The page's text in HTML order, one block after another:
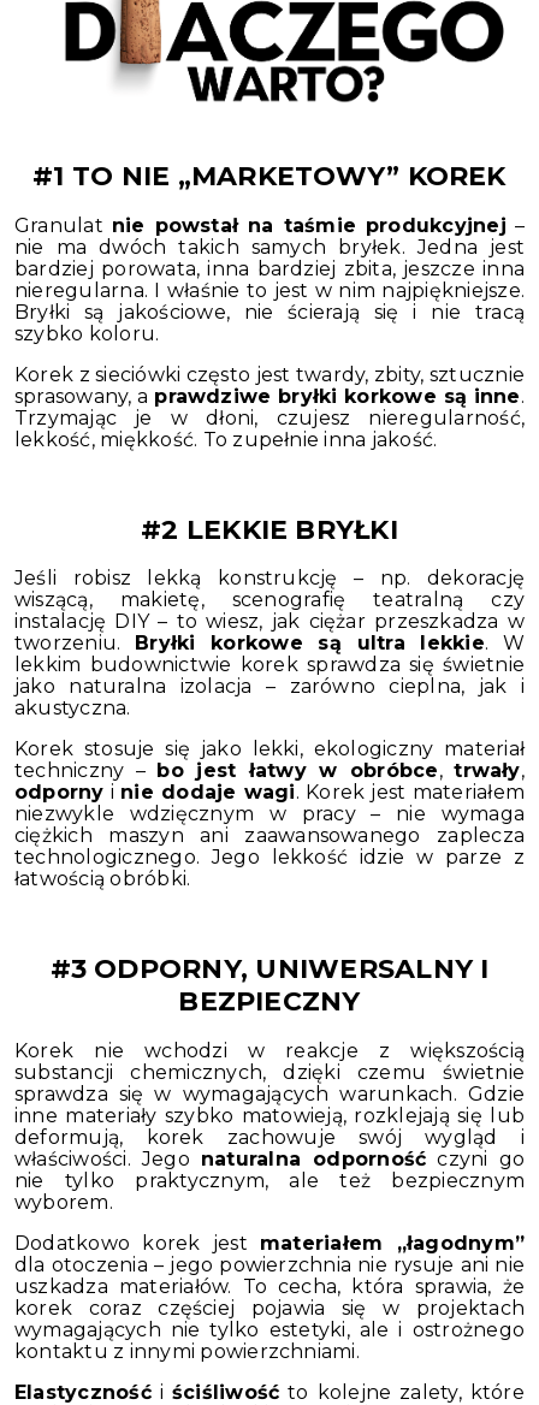
#1 TO NIE „MARKETOWY” KOREK
Granulat nie powstał na taśmie produkcyjnej –
nie ma dwóch takich samych bryłek. Jedna jest
bardziej porowata, inna bardziej zbita, jeszcze inna
nieregularna. I właśnie to jest w nim najpiękniejsze.
Bryłki są jakościowe, nie ścierają się i nie tracą
szybko koloru.
Korek z sieciówki często jest twardy, zbity, sztucznie
sprasowany, a prawdziwe bryłki korkowe są inne.
Trzymając je w dłoni, czujesz nieregularność,
lekkość, miękkość. To zupełnie inna jakość.
#2 LEKKIE BRYŁKI
Jeśli robisz lekką konstrukcję – np. dekorację
wiszącą, makietę, scenografię teatralną czy
instalację DIY – to wiesz, jak ciężar przeszkadza w
tworzeniu. Bryłki korkowe są ultra lekkie. W
lekkim budownictwie korek sprawdza się świetnie
jako naturalna izolacja – zarówno cieplna, jak i
akustyczna.
Korek stosuje się jako lekki, ekologiczny materiał
techniczny – bo jest łatwy w obróbce,trwały,
odporny i nie dodaje wagi. Korek jest materiałem
niezwykle wdzięcznym w pracy – nie wymaga
ciężkich maszyn ani zaawansowanego zaplecza
technologicznego. Jego lekkość idzie w parze z
łatwością obróbki.
#3 ODPORNY, UNIWERSALNY I
BEZPIECZNY
Korek nie wchodzi w reakcje z większością
substancji chemicznych, dzięki czemu świetnie
sprawdza się w wymagających warunkach. Gdzie
inne materiały szybko matowieją, rozklejają się lub
deformują, korek zachowuje swój wygląd i
właściwości. Jego naturalna odporność czyni go
nie tylko praktycznym, ale też bezpiecznym
wyborem.
Dodatkowo korek jest materiałem „łagodnym”
dla otoczenia – jego powierzchnia nie rysuje ani nie
uszkadza materiałów. To cecha, która sprawia, że
korek coraz częściej pojawia się w projektach
wymagających nie tylko estetyki, ale i ostrożnego
kontaktu z innymi powierzchniami.
Elastycznośći ściśliwość to kolejne zalety, które